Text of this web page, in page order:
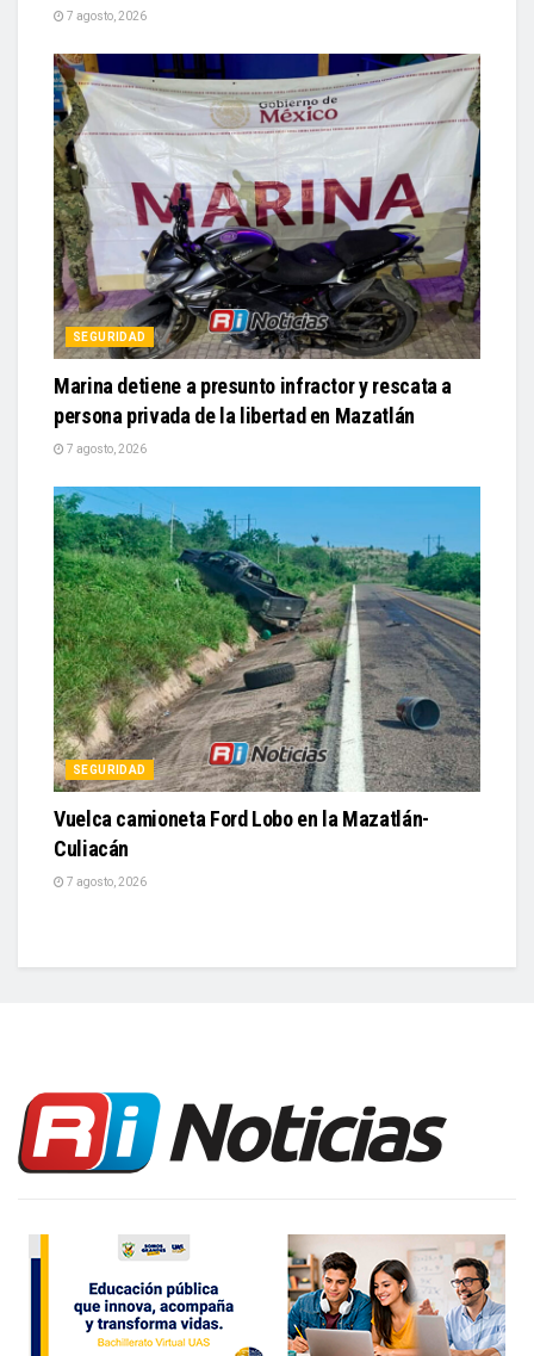
SEGURIDAD
Marina detiene a presunto infractor y rescata a
persona privada de la libertad en Mazatlán
7 agosto, 2026
SEGURIDAD
Vuelca camioneta Ford Lobo en la Mazatlán-
Culiacán
7 agosto, 2026